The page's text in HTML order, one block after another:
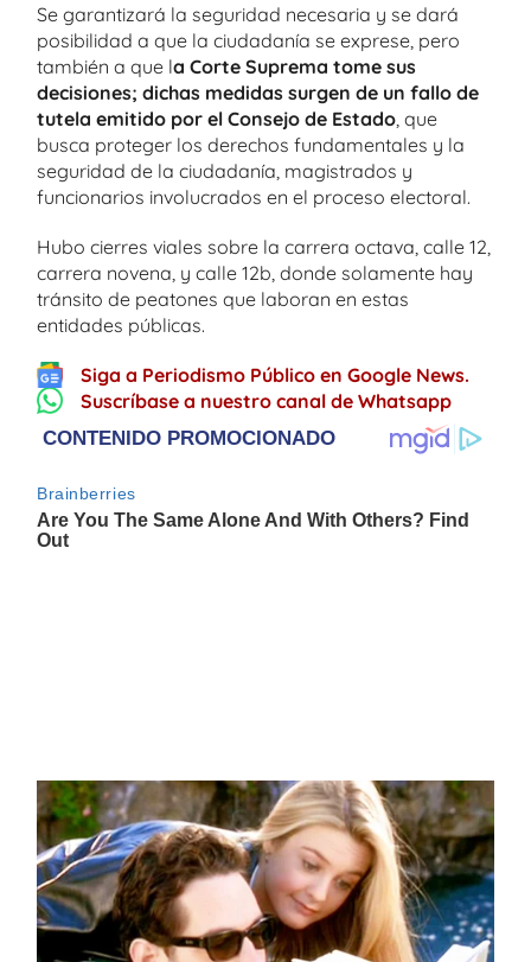
Se garantizará la seguridad necesaria y se dará
posibilidad a que la ciudadanía se exprese, pero
también a que la Corte Suprema tome sus
decisiones; dichas medidas surgen de un fallo de
tutela emitido por el Consejo de Estado , que
busca proteger los derechos fundamentales y la
seguridad de la ciudadanía, magistrados y
funcionarios involucrados en el proceso electoral.
Hubo cierres viales sobre la carrera octava, calle 12,
carrera novena, y calle 12b, donde solamente hay
tránsito de peatones que laboran en estas
entidades públicas.
Siga a Periodismo Público en Google News.
Suscríbase a nuestro canal de Whatsapp